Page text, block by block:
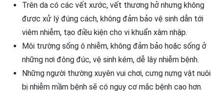
Trên da có các vết xước, vết thương hở nhưng không
được xử lý đúng cách, không đảm bảo vệ sinh dẫn tới
viêm nhiễm, tạo điều kiện cho vi khuẩn xâm nhập.
Môi trường sống ô nhiễm, không đảm bảo hoặc sống ở
những nơi đông đúc, vệ sinh kém, dễ lây nhiễm bệnh.
Những người thường xuyên vui chơi, cưng nựng vật nuôi
bị nhiễm mầm bệnh sẽ có nguy cơ mắc bệnh cao hơn.